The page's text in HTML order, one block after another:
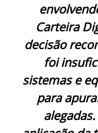
Carteira
decisão
foi
sistemas e
para